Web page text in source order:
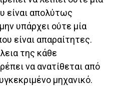
είναι απολύτως
υπάρχει ούτε μία
είναι απαραίτητες.
της κάθε
να ανατίθεται από
μηχανικό.